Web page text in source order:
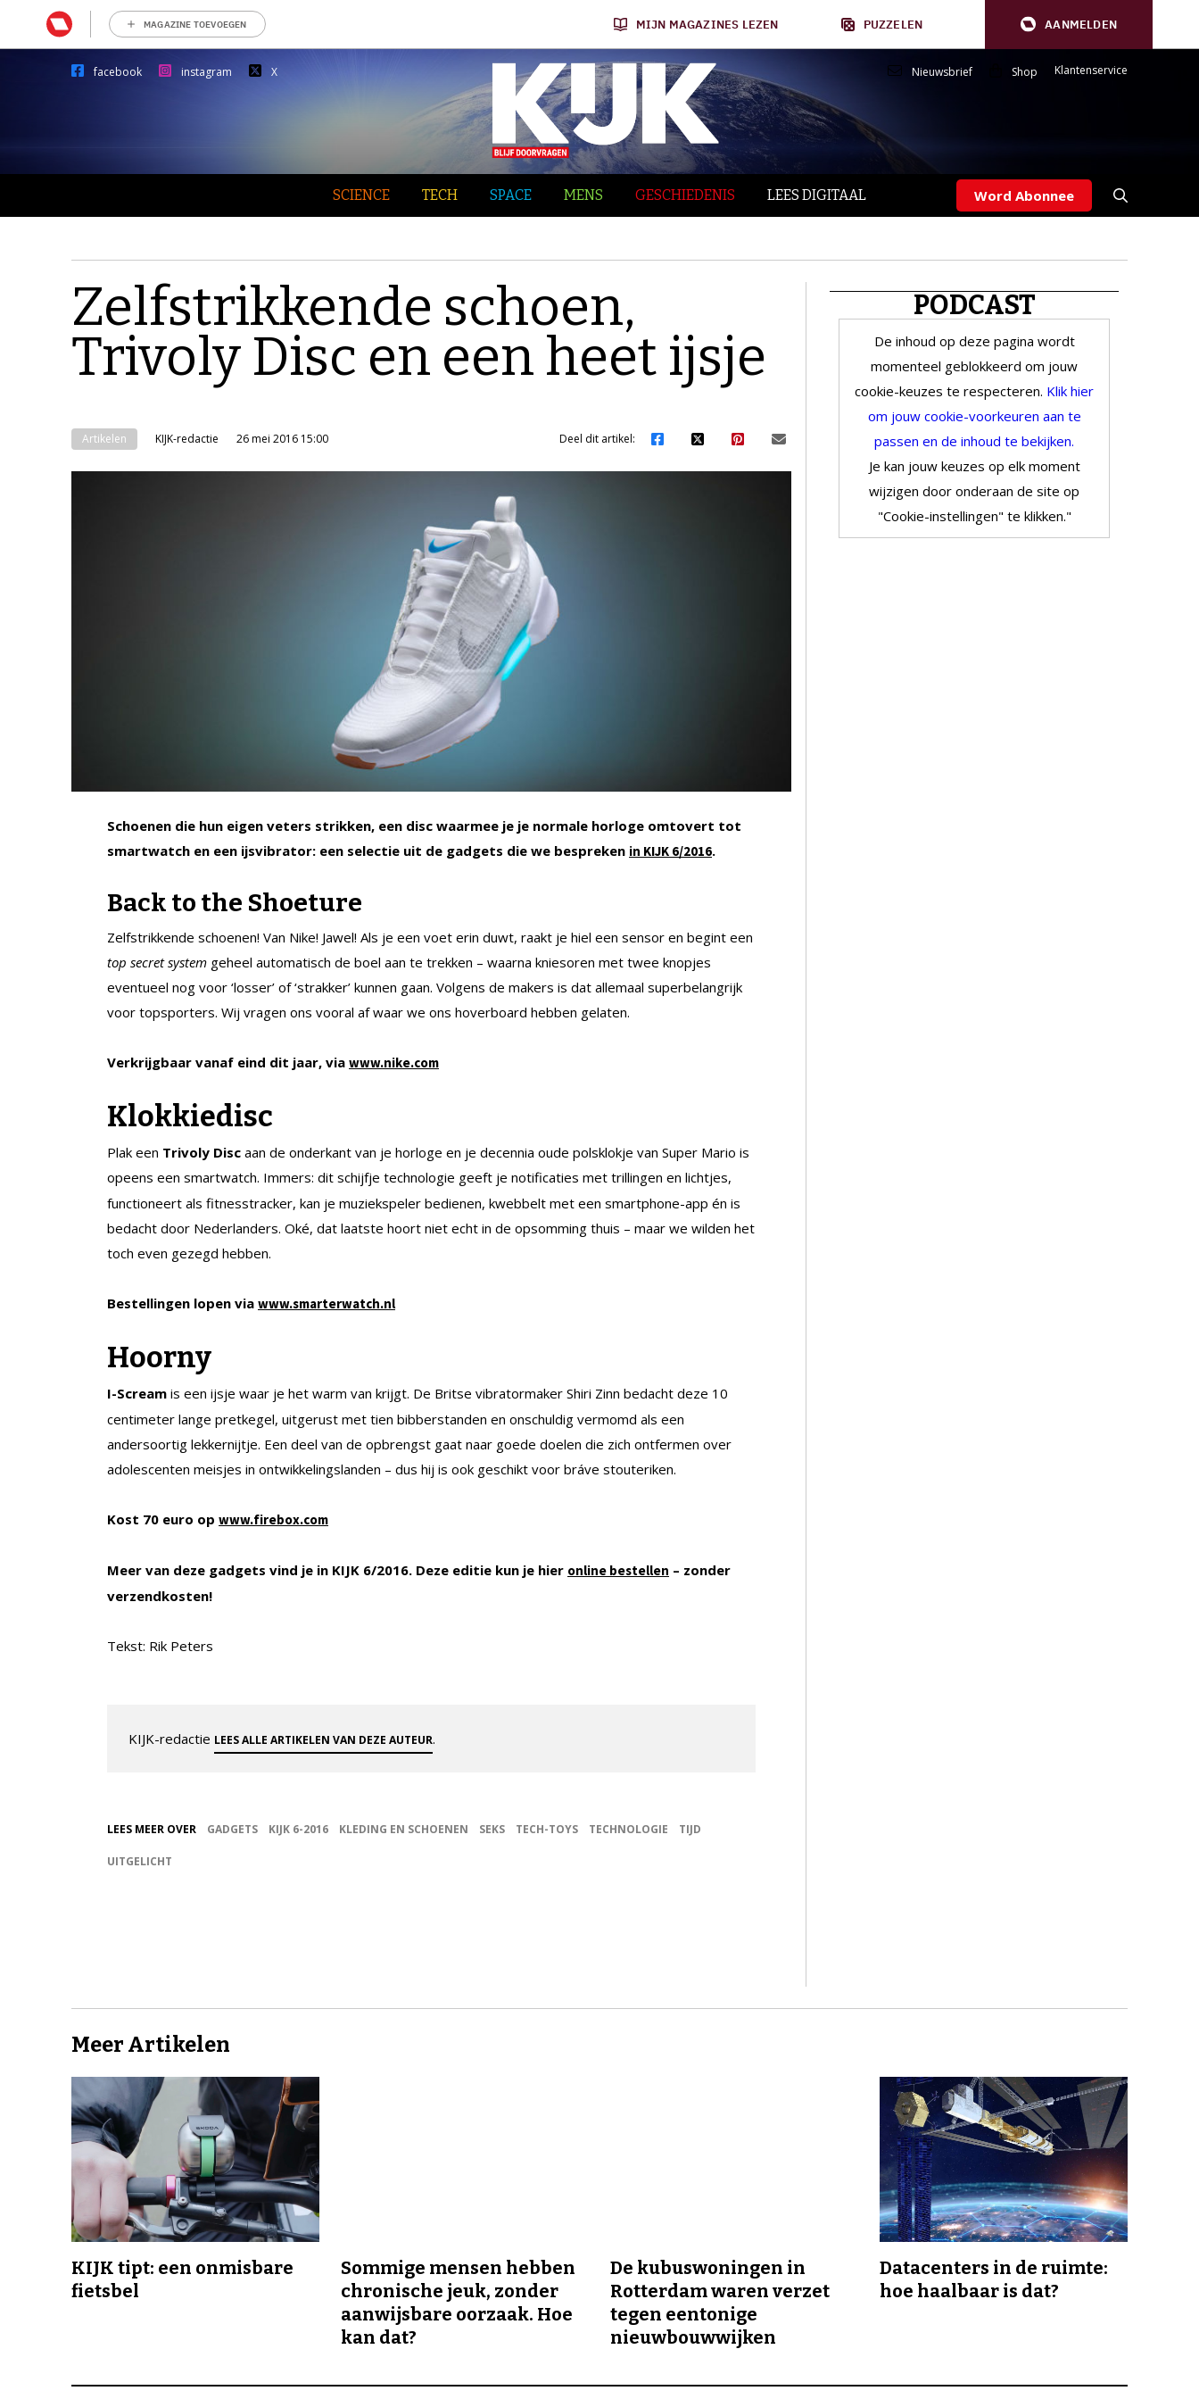
MAGAZINE TOEVOEGEN MIJN MAGAZINES LEZEN PUZZELEN AANMELDEN
facebook instagram X Nieuwsbrief Shop Klantenservice
SCIENCE TECH SPACE MENS GESCHIEDENIS LEES DIGITAAL Word Abonnee
Zelfstrikkende schoen,
Trivoly Disc en een heet ijsje
Artikelen KIJK-redactie 26 mei 2016 15:00 Deel dit artikel:
Schoenen die hun eigen veters strikken, een disc waarmee je je normale horloge omtovert tot
smartwatch en een ijsvibrator: een selectie uit de gadgets die we bespreken in KIJK 6/2016.
Back to the Shoeture
Zelfstrikkende schoenen! Van Nike! Jawel! Als je een voet erin duwt, raakt je hiel een sensor en begint een
top secret system geheel automatisch de boel aan te trekken – waarna kniesoren met twee knopjes
eventueel nog voor ‘losser’ of ‘strakker’ kunnen gaan. Volgens de makers is dat allemaal superbelangrijk
voor topsporters. Wij vragen ons vooral af waar we ons hoverboard hebben gelaten.
Verkrijgbaar vanaf eind dit jaar, via www.nike.com
Klokkiedisc
Plak een Trivoly Disc aan de onderkant van je horloge en je decennia oude polsklokje van Super Mario is
opeens een smartwatch. Immers: dit schijfje technologie geeft je notificaties met trillingen en lichtjes,
functioneert als fitnesstracker, kan je muziekspeler bedienen, kwebbelt met een smartphone-app én is
bedacht door Nederlanders. Oké, dat laatste hoort niet echt in de opsomming thuis – maar we wilden het
toch even gezegd hebben.
Bestellingen lopen via www.smarterwatch.nl
Hoorny
I-Scream is een ijsje waar je het warm van krijgt. De Britse vibratormaker Shiri Zinn bedacht deze 10
centimeter lange pretkegel, uitgerust met tien bibberstanden en onschuldig vermomd als een
andersoortig lekkernijtje. Een deel van de opbrengst gaat naar goede doelen die zich ontfermen over
adolescenten meisjes in ontwikkelingslanden – dus hij is ook geschikt voor bráve stouteriken.
Kost 70 euro op www.firebox.com
Meer van deze gadgets vind je in KIJK 6/2016. Deze editie kun je hier online bestellen – zonder
verzendkosten!
Tekst: Rik Peters
KIJK-redactie LEES ALLE ARTIKELEN VAN DEZE AUTEUR.
LEES MEER OVER GADGETS KIJK 6-2016 KLEDING EN SCHOENEN SEKS TECH-TOYS TECHNOLOGIE TIJD
UITGELICHT
PODCAST
De inhoud op deze pagina wordt
momenteel geblokkeerd om jouw
cookie-keuzes te respecteren. Klik hier
om jouw cookie-voorkeuren aan te
passen en de inhoud te bekijken.
Je kan jouw keuzes op elk moment
wijzigen door onderaan de site op
"Cookie-instellingen" te klikken."
Meer Artikelen
KIJK tipt: een onmisbare
fietsbel
Sommige mensen hebben
chronische jeuk, zonder
aanwijsbare oorzaak. Hoe
kan dat?
De kubuswoningen in
Rotterdam waren verzet
tegen eentonige
nieuwbouwwijken
Datacenters in de ruimte:
hoe haalbaar is dat?